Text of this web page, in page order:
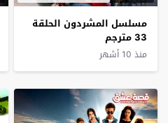
مسلسل المشردون الحلقة
33 مترجم
منذ 10 أشهر